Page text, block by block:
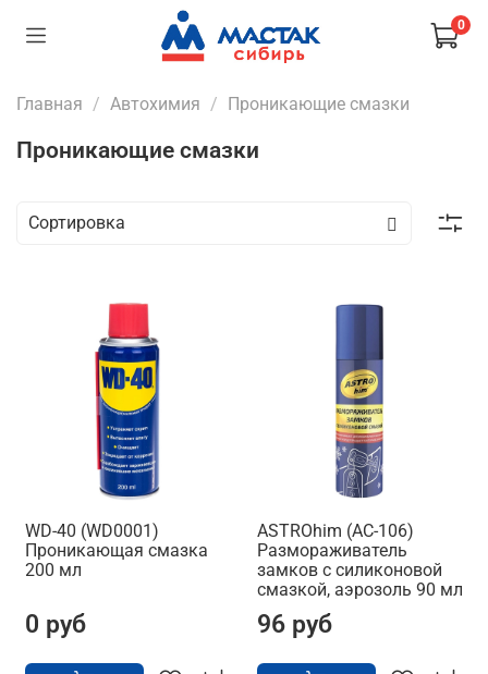
0
Главная Автохимия Проникающие смазки
Проникающие смазки
WD-40 (WD0001)
Проникающая смазка
200 мл
0 руб
ASTROhim (AC-106)
Размораживатель
замков с силиконовой
смазкой, аэрозоль 90 мл
96 руб